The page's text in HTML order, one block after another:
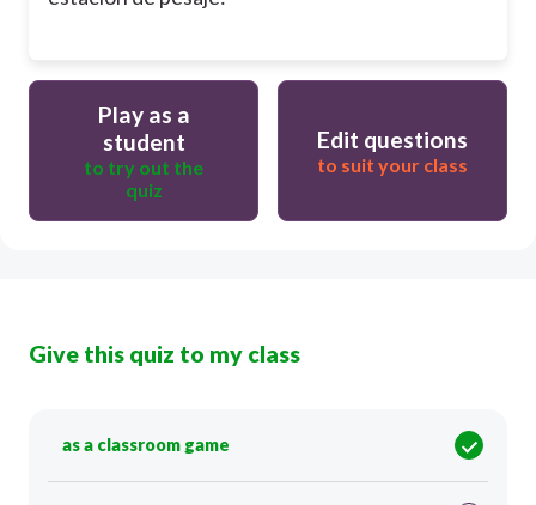
Play as a
student
to try out the
quiz
Edit questions
to suit your class
Give this quiz to my class
as a classroom game